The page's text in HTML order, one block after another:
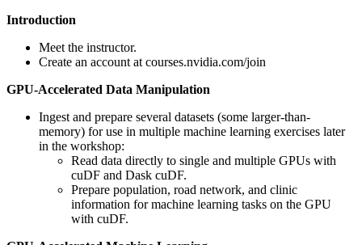
Introduction
Meet the instructor.
Create an account at courses.nvidia.com/join
GPU-Accelerated Data Manipulation
Ingest and prepare several datasets (some larger-than-
memory) for use in multiple machine learning exercises later
in the workshop:
Read data directly to single and multiple GPUs with
cuDF and Dask cuDF.
Prepare population, road network, and clinic
information for machine learning tasks on the GPU
with cuDF.